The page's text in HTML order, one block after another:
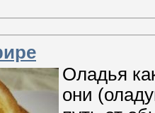
Оладья
они